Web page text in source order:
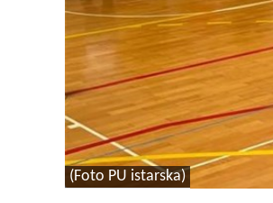
(Foto PU istarska)